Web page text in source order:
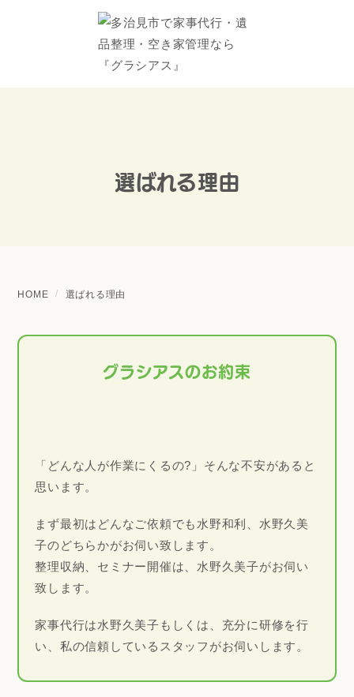
選ばれる理由
HOME 選ばれる理由
グラシアスのお約束
「どんな人が作業にくるの?」そんな不安があると
思います。
まず最初はどんなご依頼でも水野和利、水野久美
子のどちらかがお伺い致します。
整理収納、セミナー開催は、水野久美子がお伺い
致します。
家事代行は水野久美子もしくは、充分に研修を行
い、私の信頼しているスタッフがお伺いします。